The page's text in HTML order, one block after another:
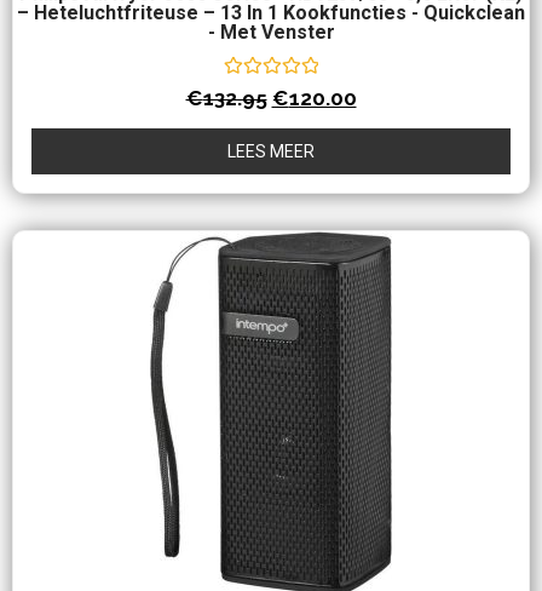
– Heteluchtfriteuse – 13 In 1 Kookfuncties - Quickclean
- Met Venster
Waardering
0
uit
5
€132.95 €120.00
LEES MEER